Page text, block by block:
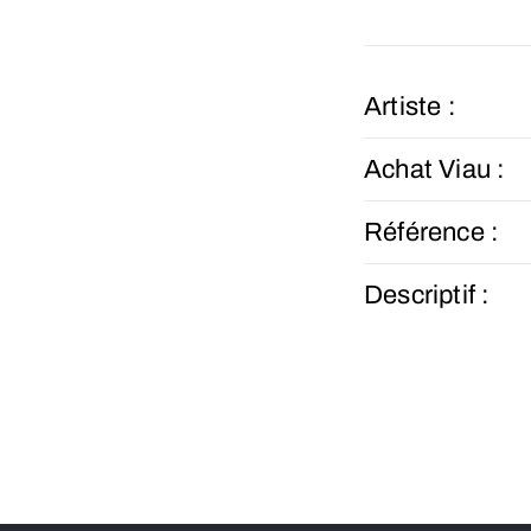
Artiste :
Achat Viau :
Référence :
Descriptif :